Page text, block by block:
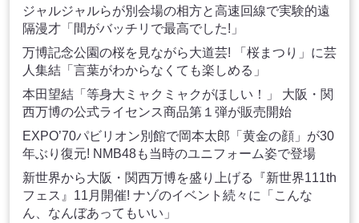
ジャルジャルらが別会場の相方と高速回線で実験的遠
隔漫才「間がバッチリで最高でした!」
万博記念公園の桜を見ながら大道芸! 「桜まつり」に芸
人集結「言葉がわからなくても楽しめる」
本田望結「等身大ミャクミャクがほしい！」 大阪・関
西万博の公式ライセンス商品第１弾が販売開始
EXPO’70パビリオン別館で岡本太郎「黄金の顔」が30
年ぶり復元! NMB48も当時のユニフォーム姿で登場
新世界から大阪・関西万博を盛り上げる『新世界111th
フェス』11月開催! ナゾのイベント続々に「こんな
ん、なんぼあってもいい」